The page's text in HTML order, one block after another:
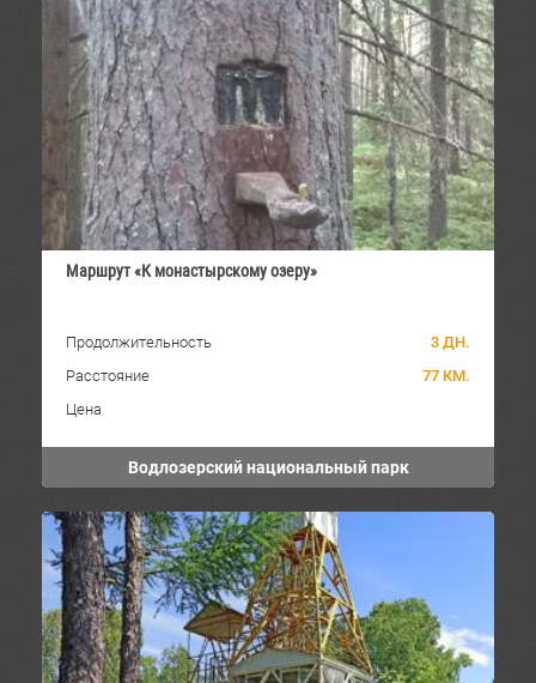
Маршрут «К монастырскому озеру»
Продолжительность
3 ДН.
Расстояние
77 КМ.
Цена
Водлозерский национальный парк